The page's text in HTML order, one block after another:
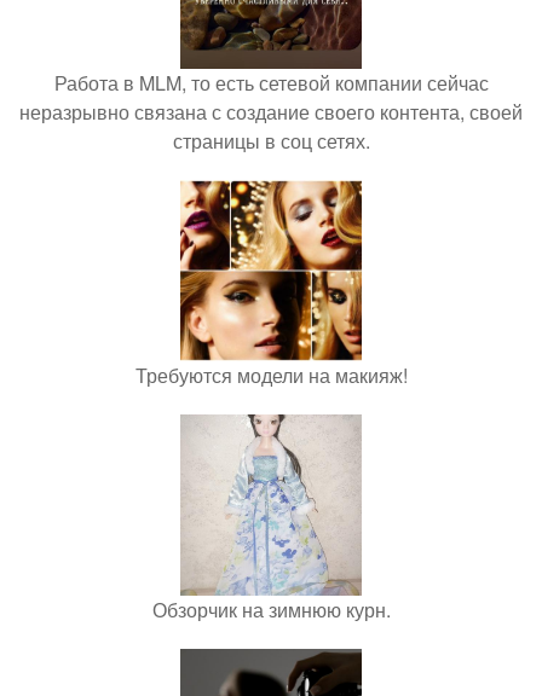
Работа в MLM, то есть сетевой компании сейчас
неразрывно связана с создание своего контента, своей
страницы в соц сетях.
Требуются модели на макияж!
Обзорчик на зимнюю курн.